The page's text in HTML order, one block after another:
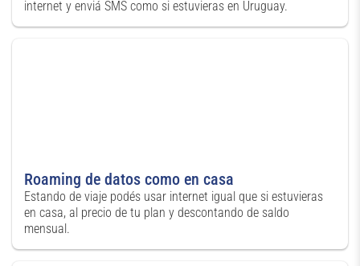
internet y enviá SMS como si estuvieras en Uruguay.
Roaming de datos como en casa
Estando de viaje podés usar internet igual que si estuvieras
en casa, al precio de tu plan y descontando de saldo
mensual.